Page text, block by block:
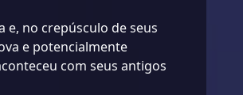
e, no crepúsculo de seus
e potencialmente
com seus antigos